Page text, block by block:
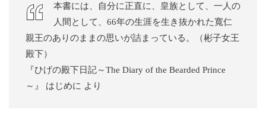
本書には、自分に正直に、皇族として、一人の
人間として、66年の生涯を生き抜かれた寬仁
親王のありのままの思いが詰まっている。（彬子女王
殿下）
『ひげの殿下日記～The Diary of the Bearded Prince
～』 はじめに より